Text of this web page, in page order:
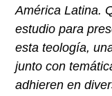
América Latina.
estudio para
esta teología,
junto con
adhieren en